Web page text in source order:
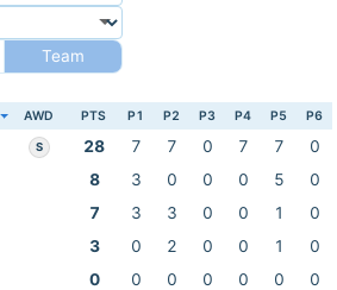
Team
AWD PTS P1 P2 P3 P4 P5 P6
S 28 7 7 0 7 7
0
8 3 0 0 0 5
0
7 3 3 0 0 1
0
3 0 2 0 0 1
0
0 0 0 0 0 0
0